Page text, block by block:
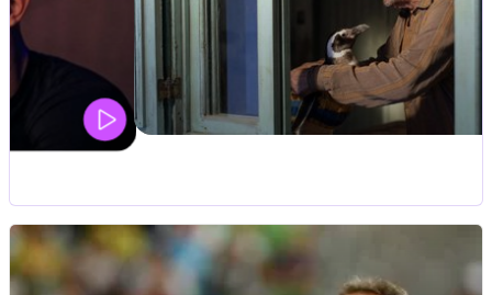
UEFA SUPERPOKAL